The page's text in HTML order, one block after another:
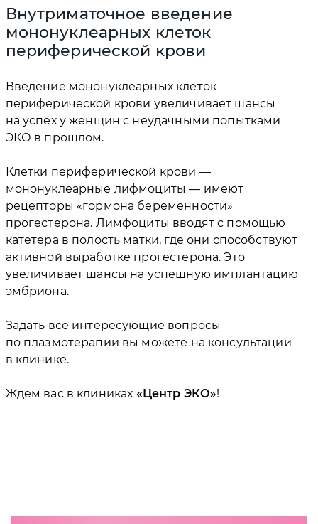
Внутриматочное введение
мононуклеарных клеток
периферической крови
Введение мононуклеарных клеток
периферической крови увеличивает шансы
на успех у женщин с неудачными попытками
ЭКО в прошлом.
Клетки периферической крови —
мононуклеарные лифмоциты — имеют
рецепторы «гормона беременности»
прогестерона. Лимфоциты вводят с помощью
катетера в полость матки, где они способствуют
активной выработке прогестерона. Это
увеличивает шансы на успешную имплантацию
эмбриона.
Задать все интересующие вопросы
по плазмотерапии вы можете на консультации
в клинике.
Ждем вас в клиниках Центр ЭКО !